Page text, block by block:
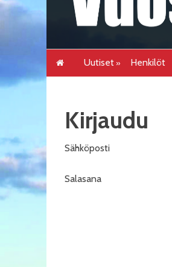
Uutiset Henkilöt
Kirjaudu
Sähköposti
Salasana